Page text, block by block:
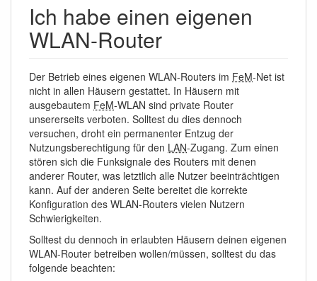
Ich habe einen eigenen
WLAN-Router
Der Betrieb eines eigenen WLAN-Routers im FeM-Net ist
nicht in allen Häusern gestattet. In Häusern mit
ausgebautem FeM-WLAN sind private Router
unsererseits verboten. Solltest du dies dennoch
versuchen, droht ein permanenter Entzug der
Nutzungsberechtigung für den LAN-Zugang. Zum einen
stören sich die Funksignale des Routers mit denen
anderer Router, was letztlich alle Nutzer beeinträchtigen
kann. Auf der anderen Seite bereitet die korrekte
Konfiguration des WLAN-Routers vielen Nutzern
Schwierigkeiten.
Solltest du dennoch in erlaubten Häusern deinen eigenen
WLAN-Router betreiben wollen/müssen, solltest du das
folgende beachten: